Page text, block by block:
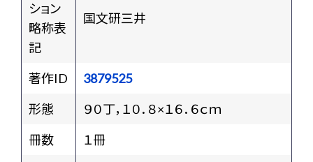
ション
略称表
記
国文研三井
著作ID
3879525
形態
９０丁，１０．８×１６．６ｃｍ
冊数
１冊